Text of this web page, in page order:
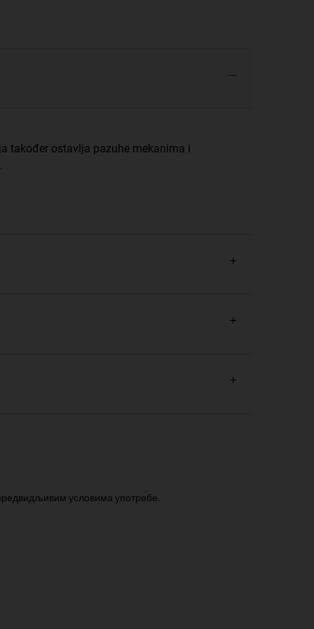
također ostavlja pazuhe mekanima i
условима употребе.